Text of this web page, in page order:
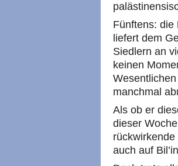
Fünftens: die
liefert dem
Siedlern an
keinen
manchmal
Als ob er
dieser
auch auf